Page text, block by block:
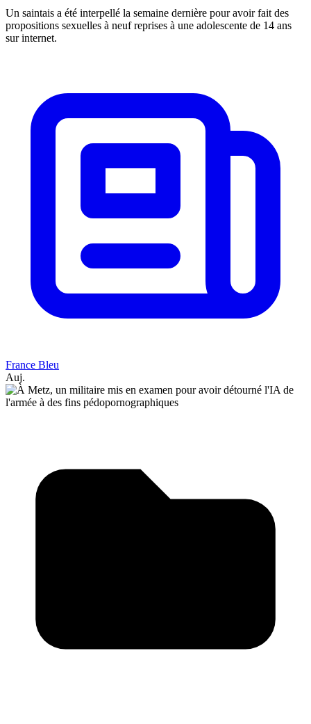
Un saintais a été interpellé la semaine dernière pour avoir fait des
propositions sexuelles à neuf reprises à une adolescente de 14 ans
sur internet.
France Bleu
Auj.